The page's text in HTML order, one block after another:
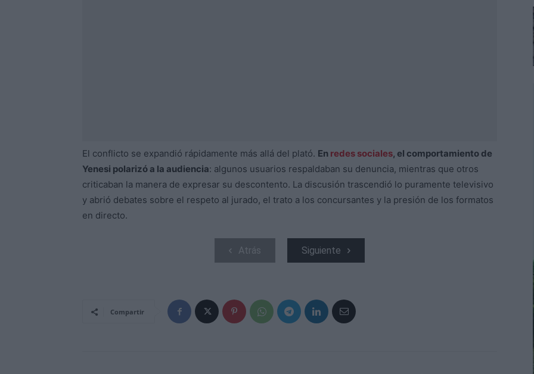
El conflicto se expandió rápidamente más allá del plató. En redes sociales, el comportamiento de
Yenesi polarizó a la audiencia: algunos usuarios respaldaban su denuncia, mientras que otros
criticaban la manera de expresar su descontento. La discusión trascendió lo puramente televisivo
y abrió debates sobre el respeto al jurado, el trato a los concursantes y la presión de los formatos
en directo.
Atrás Siguiente
Compartir